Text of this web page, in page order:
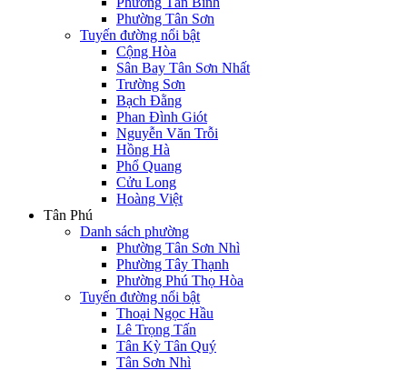
Phường Tân Sơn
Tuyến đường nổi bật
Cộng Hòa
Sân Bay Tân Sơn Nhất
Trường Sơn
Bạch Đằng
Phan Đình Giót
Nguyễn Văn Trỗi
Hồng Hà
Phổ Quang
Cửu Long
Hoàng Việt
Tân Phú
Danh sách phường
Phường Tân Sơn Nhì
Phường Tây Thạnh
Phường Phú Thọ Hòa
Tuyến đường nổi bật
Thoại Ngọc Hầu
Lê Trọng Tấn
Tân Kỳ Tân Quý
Tân Sơn Nhì